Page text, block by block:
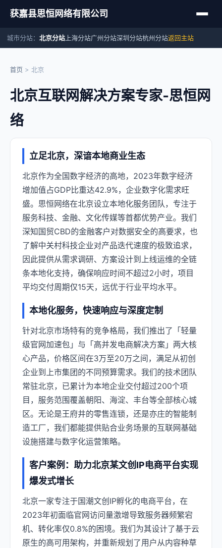
获嘉县思恒网络有限公司
首页
资讯动态
城市分站： 北京分站 上海分站广州分站深圳分站杭州分站返回主站
首页 > 北京
北京互联网解决方案专家-思恒网
络
立足北京，深谙本地商业生态
北京作为全国数字经济的高地，2023年数字经济
增加值占GDP比重达42.9%，企业数字化需求旺
盛。思恒网络在北京设立本地化服务团队，专注于
服务科技、金融、文化传媒等首都优势产业。我们
深知国贸CBD的金融客户对数据安全的高要求，也
了解中关村科技企业对产品迭代速度的极致追求，
因此提供从需求调研、方案设计到上线运维的全链
条本地化支持，确保响应时间不超过2小时，项目
平均交付周期仅15天，远优于行业平均水平。
本地化服务，快速响应与深度定制
针对北京市场特有的竞争格局，我们推出了「轻量
级官网加速包」与「高并发电商解决方案」两大核
心产品，价格区间在3万至20万之间，满足从初创
企业到上市集团的不同预算需求。我们的技术团队
常驻北京，已累计为本地企业交付超过200个项
目，服务范围覆盖朝阳、海淀、丰台等全部核心城
区。无论是王府井的零售连锁，还是亦庄的智能制
造工厂，我们都能提供贴合业务场景的互联网基础
设施搭建与数字化运营策略。
客户案例：助力北京某文创IP电商平台实现
爆发式增长
北京一家专注于国潮文创IP孵化的电商平台，在
2023年初面临官网访问量激增导致服务器频繁宕
机、转化率仅0.8%的困境。我们为其设计了基于云
原生的高可用架构，并重新规划了用户从内容种草